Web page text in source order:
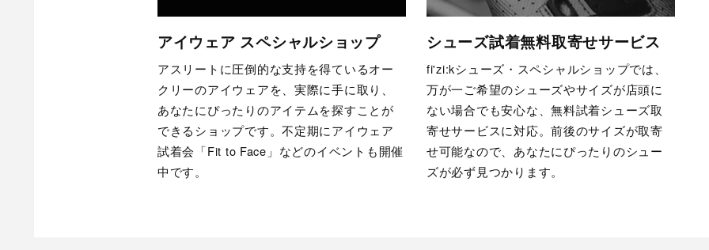
アイウェア スペシャルショップ
アスリートに圧倒的な支持を得ているオー
クリーのアイウェアを、実際に手に取り、
あなたにぴったりのアイテムを探すことが
できるショップです。不定期にアイウェア
試着会「Fit to Face」などのイベントも開催
中です。
シューズ試着無料取寄せサービス
fi'zi:kシューズ・スペシャルショップでは、
万が一ご希望のシューズやサイズが店頭に
ない場合でも安心な、無料試着シューズ取
寄せサービスに対応。前後のサイズが取寄
せ可能なので、あなたにぴったりのシュー
ズが必ず見つかります。